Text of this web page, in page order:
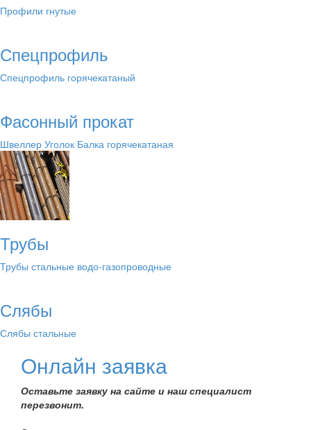
Профили гнутые
Спецпрофиль
Спецпрофиль горячекатаный
Фасонный прокат
Швеллер Уголок Балка горячекатаная
Трубы
Трубы стальные водо-газопроводные
Слябы
Слябы стальные
Онлайн заявка
Оставьте заявку на сайте и наш специалист
перезвонит.